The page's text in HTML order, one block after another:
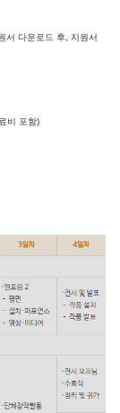
서 다운로드 후, 지원서
비 포함)